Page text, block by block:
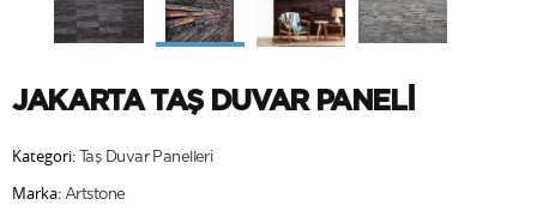
JAKARTA TAŞ DUVAR PANELİ
Kategori: Taş Duvar Panelleri
Marka: Artstone